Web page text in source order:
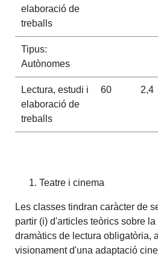
elaboració de
treballs
Tipus:
Autònomes
Lectura, estudi i
elaboració de
treballs
60 2,4
Teatre i cinema
Les classes tindran caràcter de
partir (i) d'articles teòrics sobre
dramàtics de lectura obligatòria,
visionament d'una adaptació